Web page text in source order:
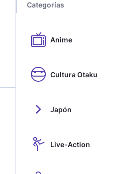
Categorías
Anime
Cultura Otaku
Japón
Live-Action